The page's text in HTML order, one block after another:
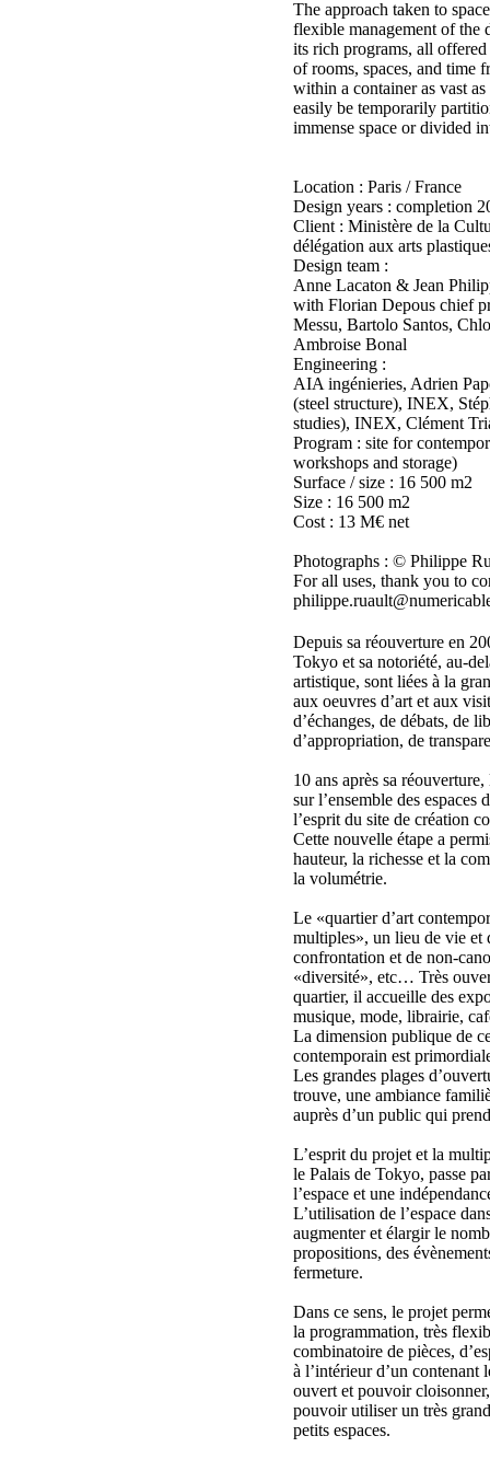
The approach taken to
flexible management of the
its rich programs, all
of rooms, spaces, and time
within a container as vast
easily be temporarily
immense space or divided
Location : Paris / France
Design years : completion
Client : Ministère de la
délégation aux arts
Design team :
Anne Lacaton & Jean
with Florian Depous chief
Messu, Bartolo Santos,
Ambroise Bonal
Engineering :
AIA ingénieries, Adrien
(steel structure), INEX,
studies), INEX, Clément
Program : site for
workshops and storage)
Surface / size : 16 500 m2
Size : 16 500 m2
Cost : 13 M€ net
Photographs : © Philippe
For all uses, thank you to
Depuis sa réouverture en
Tokyo et sa notoriété, au-
artistique, sont liées à la
aux oeuvres d’art et aux
d’échanges, de débats, de
d’appropriation, de
10 ans après sa
sur l’ensemble des
l’esprit du site de création
Cette nouvelle étape a
hauteur, la richesse et la
la volumétrie.
Le «quartier d’art
multiples», un lieu de vie et
confrontation et de non-
«diversité», etc… Très
quartier, il accueille des
musique, mode, librairie,
La dimension publique de
contemporain est
Les grandes plages
trouve, une ambiance
auprès d’un public qui
L’esprit du projet et la
le Palais de Tokyo, passe
l’espace et une
L’utilisation de l’espace
augmenter et élargir le
propositions, des
fermeture.
Dans ce sens, le projet
la programmation, très
combinatoire de pièces,
à l’intérieur d’un contenant
ouvert et pouvoir
pouvoir utiliser un très
petits espaces.